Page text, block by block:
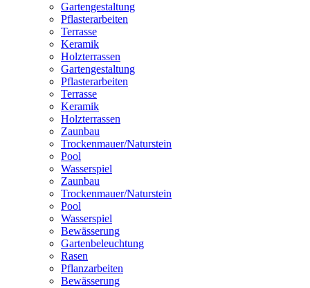
Gartengestaltung
Pflasterarbeiten
Terrasse
Keramik
Holzterrassen
Gartengestaltung
Pflasterarbeiten
Terrasse
Keramik
Holzterrassen
Zaunbau
Trockenmauer/Naturstein
Pool
Wasserspiel
Zaunbau
Trockenmauer/Naturstein
Pool
Wasserspiel
Bewässerung
Gartenbeleuchtung
Rasen
Pflanzarbeiten
Bewässerung